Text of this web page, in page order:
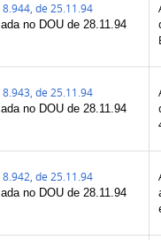
8.944, de 25.11.94
no DOU de 28.11.94
8.943, de 25.11.94
no DOU de 28.11.94
8.942, de 25.11.94
no DOU de 28.11.94